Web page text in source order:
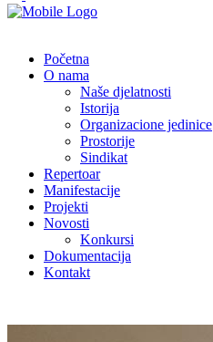
Početna
O nama
Naše djelatnosti
Istorija
Organizacione jedinice
Prostorije
Sindikat
Repertoar
Manifestacije
Projekti
Novosti
Konkursi
Dokumentacija
Kontakt